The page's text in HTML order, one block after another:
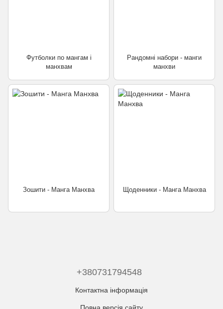
Футболки по мангам і
манхвам
Рандомні набори - манги
манхви
Зошити - Манга Манхва Щоденники - Манга Манхва
+380731794548
Контактна інформація
Повна версія сайту